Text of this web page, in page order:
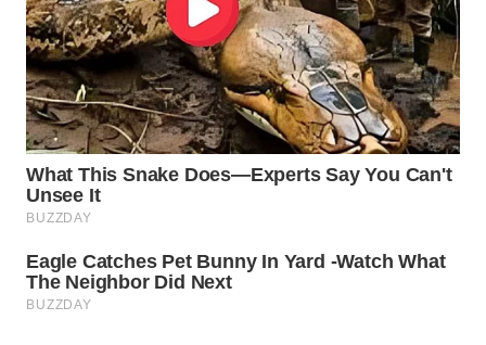
Wahana
Media
Group
WAHANA
NEWS
WAHANA
WAHANA